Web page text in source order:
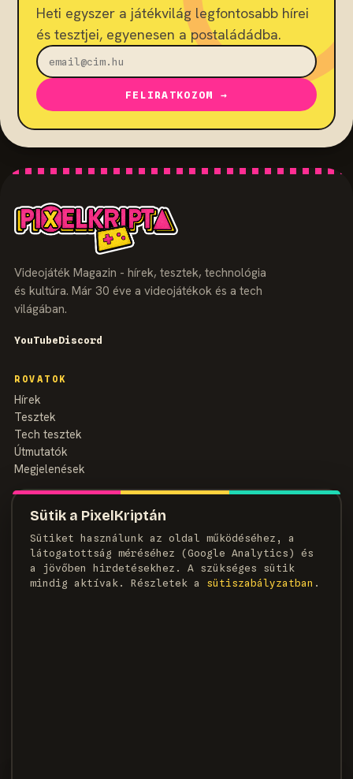
Sütik a PixelKriptán
Sütiket használunk az oldal működéséhez, a
látogatottság méréséhez (Google Analytics) és
a jövőben hirdetésekhez. A szükséges sütik
mindig aktívak. Részletek a
süti­szabályzatban .
Heti egyszer a játékvilág legfontosabb hírei
és tesztjei, egyenesen a postaládádba.
FELIRATKOZOM →
Videojáték Magazin - hírek, tesztek, technológia
és kultúra. Már 30 éve a videojátékok és a tech
világában.
YouTubeDiscord
ROVATOK
Hírek
Tesztek
Tech tesztek
Útmutatók
Megjelenések
MAGAZIN
Szerzők
Médiaajánlat
Kapcsolat